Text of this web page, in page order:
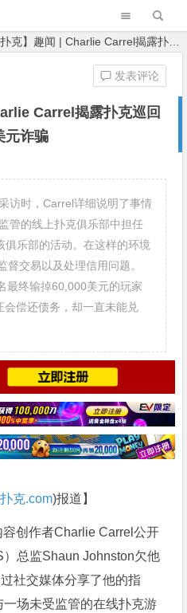
趣闻 | Charlie Carrel揭露扑克巡回赛联合创始人涉嫌6万美元诈骗
Carrel揭露扑克巡回
元诈骗
发表评论
访时，Carrel详细说明了事情
管的线上扑克俱乐部中担任
乐部的活动。在这样的环境
督交易以及处理信用问题。
最终输掉60,000美元的玩家
会偿还债务，却一直未能兑
克.com)报道】
创作者Charlie Carrel公开
总监Shaun Johnston欠他
社交媒体分享了他的指
场未受监管的在线扑克游